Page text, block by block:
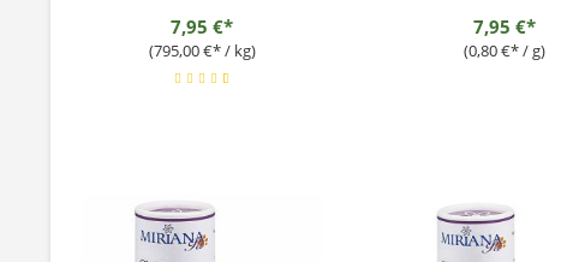
7,95 €*
(795,00 €* / kg)
7,95 €*
(0,80 €* / g)